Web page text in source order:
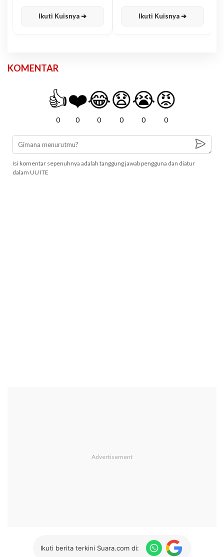
Ikuti Kuisnya ➔ Ikuti Kuisnya ➔
KOMENTAR
👍
0
❤️
0
😂
0
😧
0
😭
0
😡
0
Isi komentar sepenuhnya adalah tanggung jawab pengguna dan diatur
dalam UU ITE
Ikuti berita terkini Suara.com di: